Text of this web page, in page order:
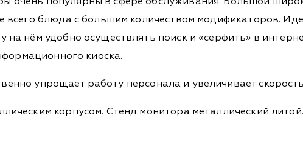
всего блюда с большим количеством модификаторов.
на нём удобно осуществлять поиск и «серфить» в
киоска.
упрощает работу персонала и увеличивает
корпусом. Стенд монитора металлический